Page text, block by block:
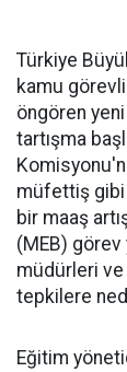
Türkiye
kamu
öngören
tartışma
müfettiş gibi
bir maaş
(MEB) görev
müdürleri ve
tepkilere
Eğitim